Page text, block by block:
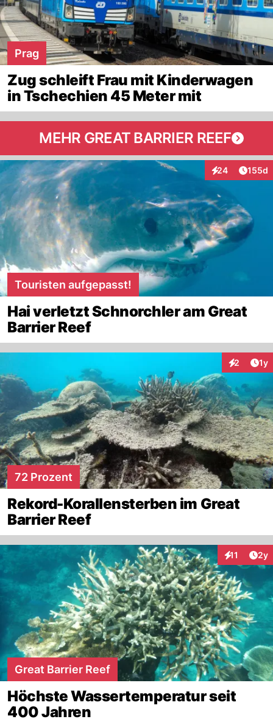
Prag
Zug schleift Frau mit Kinderwagen
in Tschechien 45 Meter mit
MEHR GREAT BARRIER REEF
24
Interaktionen
155d
Touristen aufgepasst!
Hai verletzt Schnorchler am Great
Barrier Reef
2 1y
72 Prozent
Rekord-Korallensterben im Great
Barrier Reef
11 2y
Great Barrier Reef
Höchste Wassertemperatur seit
400 Jahren